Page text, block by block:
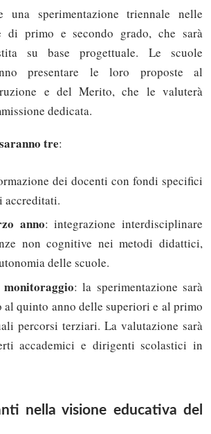
una sperimentazione triennale nelle
di primo e secondo grado, che sarà
su base progettuale. Le scuole
presentare le loro proposte al
e del Merito, che le valuterà
dedicata.
tre:
dei docenti con fondi specifici
accreditati.
anno: integrazione interdisciplinare
non cognitive nei metodi didattici,
delle scuole.
: la sperimentazione sarà
al quinto anno delle superiori e al primo
percorsi terziari. La valutazione sarà
accademici e dirigenti scolastici in
nella visione educativa del